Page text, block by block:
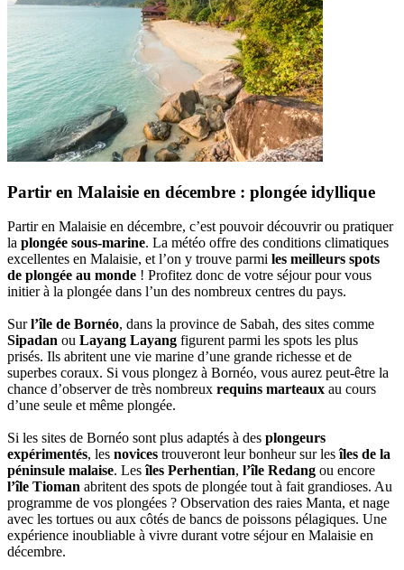
Partir en Malaisie en décembre : plongée idyllique
Partir en Malaisie en décembre, c’est pouvoir découvrir ou pratiquer
la plongée sous-marine. La météo offre des conditions climatiques
excellentes en Malaisie, et l’on y trouve parmi les meilleurs spots
de plongée au monde ! Profitez donc de votre séjour pour vous
initier à la plongée dans l’un des nombreux centres du pays.
Surl’île de Bornéo, dans la province de Sabah, des sites comme
Sipadan ou Layang Layang figurent parmi les spots les plus
prisés. Ils abritent une vie marine d’une grande richesse et de
superbes coraux. Si vous plongez à Bornéo, vous aurez peut-être la
chance d’observer de très nombreux requins marteaux au cours
d’une seule et même plongée.
Si les sites de Bornéo sont plus adaptés à des plongeurs
expérimentés, les novices trouveront leur bonheur sur lesîles de la
péninsule malaise. Lesîles Perhentian, l’île Redang ou encore
l’île Tioman abritent des spots de plongée tout à fait grandioses. Au
programme de vos plongées ? Observation des raies Manta, et nage
avec les tortues ou aux côtés de bancs de poissons pélagiques. Une
expérience inoubliable à vivre durant votre séjour en Malaisie en
décembre.